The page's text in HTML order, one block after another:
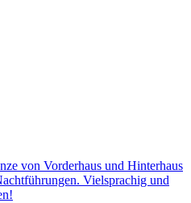
von Vorderhaus und Hinterhaus
Vielsprachig und